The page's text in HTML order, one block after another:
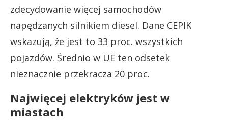
zdecydowanie więcej samochodów
napędzanych silnikiem diesel. Dane CEPIK
wskazują, że jest to 33 proc. wszystkich
pojazdów. Średnio w UE ten odsetek
nieznacznie przekracza 20 proc.
Najwięcej elektryków jest w
miastach